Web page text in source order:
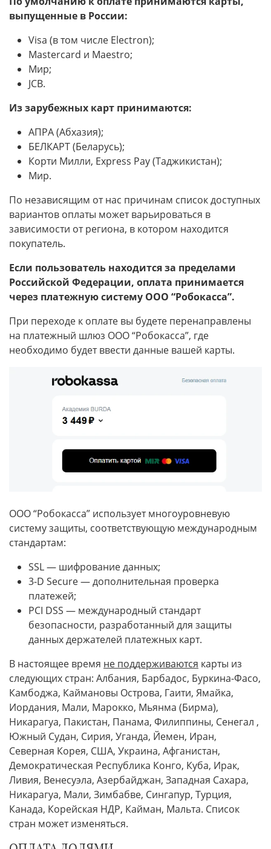
выпущенные в России:
Visa (в том числе Electron);
Masterсard и Maestro;
Мир;
JCB.
Из зарубежных карт принимаются:
АПРА (Абхазия);
БЕЛКАРТ (Беларусь);
Корти Милли, Express Pay (Таджикистан);
Мир.
По независящим от нас причинам список доступных
вариантов оплаты может варьироваться в
зависимости от региона, в котором находится
покупатель.
Если пользователь находится за пределами
Российской Федерации, оплата принимается
через платежную систему ООО “Робокасса”.
При переходе к оплате вы будете перенаправлены
на платежный шлюз ООО “Робокасса”, где
необходимо будет ввести данные вашей карты.
ООО “Робокасса” использует многоуровневую
систему защиты, соответствующую международным
стандартам:
SSL — шифрование данных;
3-D Secure — дополнительная проверка
платежей;
PCI DSS — международный стандарт
безопасности, разработанный для защиты
данных держателей платежных карт.
В настоящее время не поддерживаются карты из
следующих стран: Албания, Барбадос, Буркина-Фасо,
Камбоджа, Каймановы Острова, Гаити, Ямайка,
Иордания, Мали, Марокко, Мьянма (Бирма),
Никарагуа, Пакистан, Панама, Филиппины, Сенегал ,
Южный Судан, Сирия, Уганда, Йемен, Иран,
Северная Корея, США, Украина, Афганистан,
Демократическая Республика Конго, Куба, Ирак,
Ливия, Венесуэла, Азербайджан, Западная Сахара,
Никарагуа, Мали, Зимбабве, Сингапур, Турция,
Канада, Корейская НДР, Кайман, Мальта. Список
стран может изменяться.